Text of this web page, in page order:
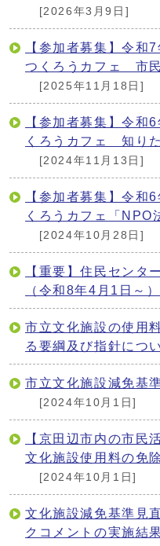
[2026年3月9日]
【参加者募集】令
つくろうカフェ 市
[2025年11月18日]
【参加者募集】令和
くろうカフェ 知り
[2024年11月13日]
【参加者募集】令和
くろうカフェ「NPO
[2024年10月28日]
【重要】住民センタ
（令和8年4月1日～）
市立文化施設の使用
る要綱及び指針につ
市立文化施設減免基
[2024年10月1日]
【京田辺市内の市民
文化施設使用料の免
[2024年10月1日]
文化施設減免基準見
クコメントの実施結